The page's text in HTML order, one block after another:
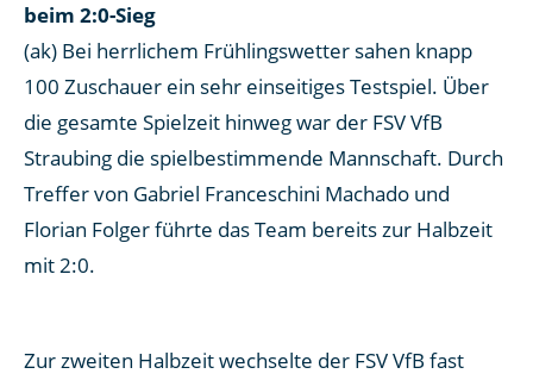
beim 2:0-Sieg
(ak) Bei herrlichem Frühlingswetter sahen knapp
100 Zuschauer ein sehr einseitiges Testspiel. Über
die gesamte Spielzeit hinweg war der FSV VfB
Straubing die spielbestimmende Mannschaft. Durch
Treffer von Gabriel Franceschini Machado und
Florian Folger führte das Team bereits zur Halbzeit
mit 2:0.
Zur zweiten Halbzeit wechselte der FSV VfB fast